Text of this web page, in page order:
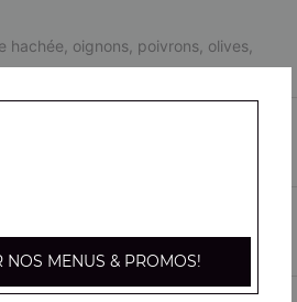
oignons, poivrons, olives,
poivrons, olives, oeuf
NOS MENUS & PROMOS!